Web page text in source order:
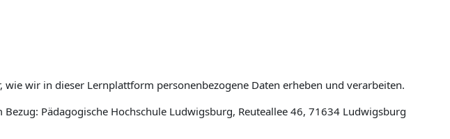
wir in dieser Lernplattform personenbezogene Daten erheben und verarbeiten.
Pädagogische Hochschule Ludwigsburg, Reuteallee 46, 71634 Ludwigsburg